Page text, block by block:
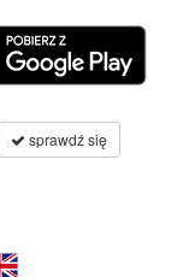
sprawdź się